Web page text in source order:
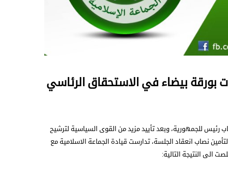
بورقة بيضاء في الاستحقاق الرئاسي
الأول لانتخاب رئيس للجمهورية، وبعد تأييد مزيد من القوى السياسية لترشيح
نصاب انعقاد الجلسة، تدارست قيادة الجماعة الاسلامية مع
الى النتيجة التالية: